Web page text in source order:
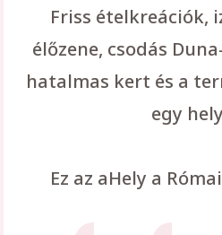
Friss ételkreációk,
élőzene, csodás
hatalmas kert és a
egy
Ez az aHely a